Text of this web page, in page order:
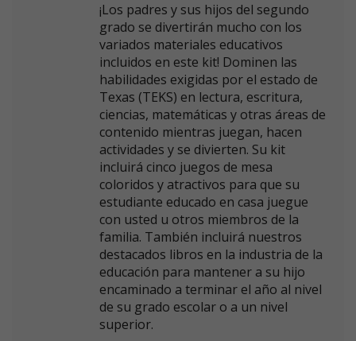
¡Los padres y sus hijos del segundo
grado se divertirán mucho con los
variados materiales educativos
incluidos en este kit! Dominen las
habilidades exigidas por el estado de
Texas (TEKS) en lectura, escritura,
ciencias, matemáticas y otras áreas de
contenido mientras juegan, hacen
actividades y se divierten. Su kit
incluirá cinco juegos de mesa
coloridos y atractivos para que su
estudiante educado en casa juegue
con usted u otros miembros de la
familia. También incluirá nuestros
destacados libros en la industria de la
educación para mantener a su hijo
encaminado a terminar el año al nivel
de su grado escolar o a un nivel
superior.